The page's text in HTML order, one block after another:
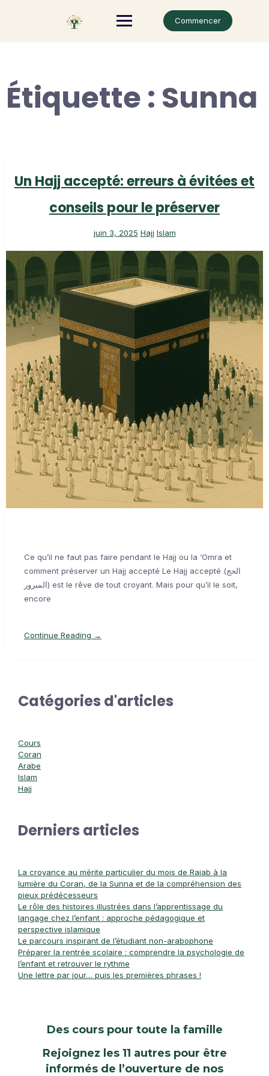
Commencer
Étiquette : Sunna
Un Hajj accepté: erreurs à évitées et
conseils pour le préserver
juin 3, 2025 Hajj Islam
Ce qu’il ne faut pas faire pendant le Hajj ou la ‘Omra et
comment préserver un Hajj accepté Le Hajj accepté (الحج
المبرور) est le rêve de tout croyant. Mais pour qu’il le soit,
encore
Continue Reading →
Catégories d'articles
Cours
Coran
Arabe
Islam
Hajj
Derniers articles
La croyance au mérite particulier du mois de Rajab à la
lumière du Coran, de la Sunna et de la compréhension des
pieux prédécesseurs
Le rôle des histoires illustrées dans l’apprentissage du
langage chez l’enfant : approche pédagogique et
perspective islamique
Le parcours inspirant de l’étudiant non-arabophone
Préparer la rentrée scolaire : comprendre la psychologie de
l’enfant et retrouver le rythme
Une lettre par jour… puis les premières phrases !
Des cours pour toute la famille
Rejoignez les 11 autres pour être
informés de l’ouverture de nos